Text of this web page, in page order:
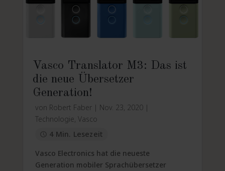
Vasco Translator M3: Das ist
die neue Übersetzer
Generation!
von Robert Faber| Nov. 23, 2020|
Technologie Vasco
4 Min. Lesezeit
Vasco Electronics hat die neueste
Generation mobiler Sprachübersetzer